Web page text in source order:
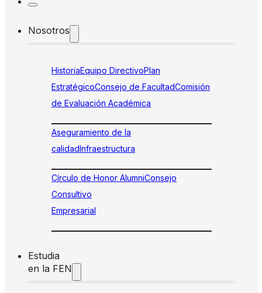
Nosotros
HistoriaEquipo DirectivoPlan
EstratégicoConsejo de FacultadComisión
de Evaluación Académica
Aseguramiento de la
calidadInfraestructura
Círculo de Honor AlumniConsejo
Consultivo
Empresarial
Estudia
en la FEN